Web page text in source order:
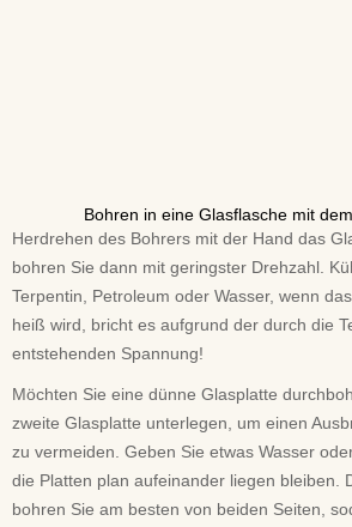
Bohren in eine Glasflasche mit
Herdrehen des Bohrers mit der Hand das
bohren Sie dann mit geringster Drehzahl.
Terpentin, Petroleum oder Wasser, wenn
heiß wird, bricht es aufgrund der durch die
entstehenden Spannung!
Möchten Sie eine dünne Glasplatte
zweite Glasplatte unterlegen, um einen
zu vermeiden. Geben Sie etwas Wasser
die Platten plan aufeinander liegen bleiben.
bohren Sie am besten von beiden Seiten,